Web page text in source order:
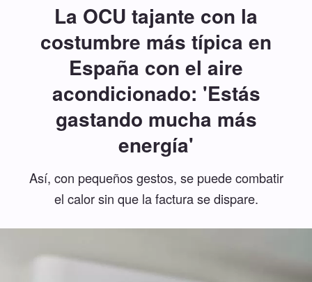
La OCU tajante con la
costumbre más típica en
España con el aire
acondicionado: 'Estás
gastando mucha más
energía'
Así, con pequeños gestos, se puede combatir
el calor sin que la factura se dispare.